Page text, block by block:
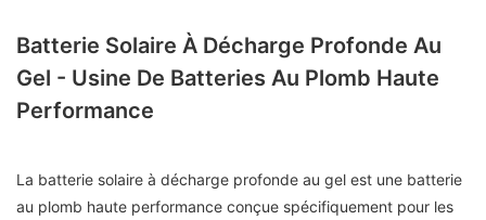
Batterie Solaire À Décharge Profonde Au
Gel - Usine De Batteries Au Plomb Haute
Performance
La batterie solaire à décharge profonde au gel est une batterie
au plomb haute performance conçue spécifiquement pour les